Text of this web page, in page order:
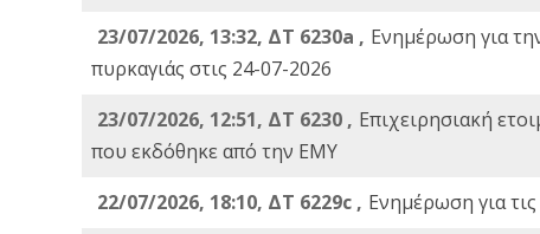
23/07/2026, 13:32, ΔΤ 6230a , Ενημέρωση για
πυρκαγιάς στις 24-07-2026
23/07/2026, 12:51, ΔΤ 6230 , Επιχειρησιακή
που εκδόθηκε από την ΕΜΥ
22/07/2026, 18:10, ΔΤ 6229c , Ενημέρωση για